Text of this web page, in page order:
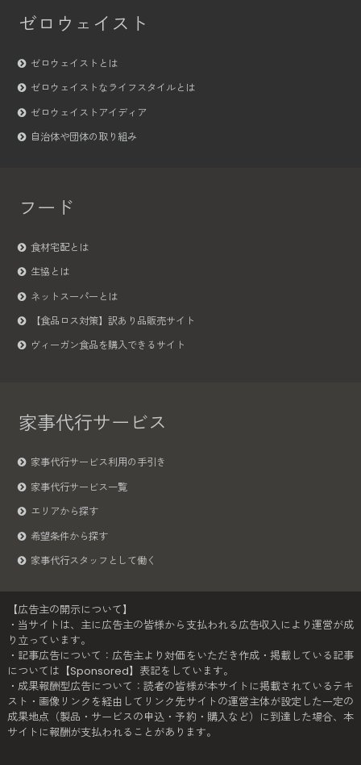
ゼロウェイスト
ゼロウェイストとは
ゼロウェイストなライフスタイルとは
ゼロウェイストアイディア
自治体や団体の取り組み
フード
食材宅配とは
生協とは
ネットスーパーとは
【食品ロス対策】訳あり品販売サイト
ヴィーガン食品を購入できるサイト
家事代行サービス
家事代行サービス利用の手引き
家事代行サービス一覧
エリアから探す
希望条件から探す
家事代行スタッフとして働く
【広告主の開示について】
・当サイトは、主に広告主の皆様から支払われる広告収入により運営が成
り立っています。
・記事広告について：広告主より対価をいただき作成・掲載している記事
については【Sponsored】表記をしています。
・成果報酬型広告について：読者の皆様が本サイトに掲載されているテキ
スト・画像リンクを経由してリンク先サイトの運営主体が設定した一定の
成果地点（製品・サービスの申込・予約・購入など）に到達した場合、本
サイトに報酬が支払われることがあります。